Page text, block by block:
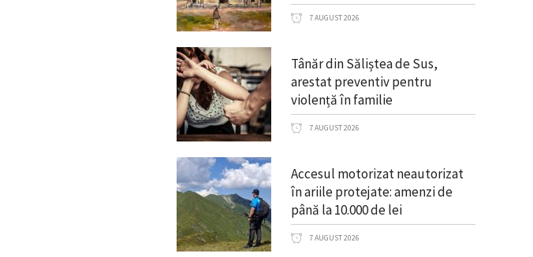
7 AUGUST 2026
Tânăr din Săliștea de Sus,
arestat preventiv pentru
violență în familie
7 AUGUST 2026
Accesul motorizat neautorizat
în ariile protejate: amenzi de
până la 10.000 de lei
7 AUGUST 2026